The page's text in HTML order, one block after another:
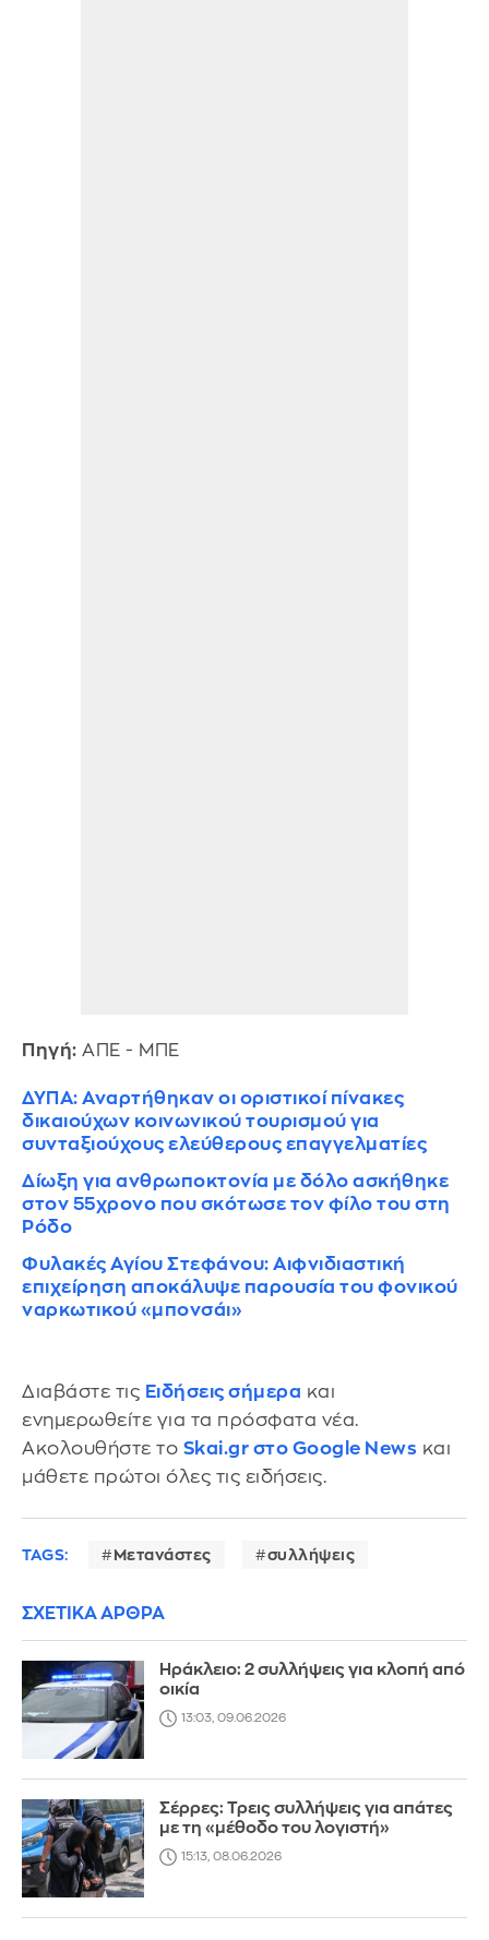
Πηγή: ΑΠΕ - ΜΠΕ
ΔΥΠΑ: Αναρτήθηκαν οι οριστικοί πίνακες
δικαιούχων κοινωνικού τουρισμού για
συνταξιούχους ελεύθερους επαγγελματίες
Δίωξη για ανθρωποκτονία με δόλο ασκήθηκε
στον 55χρονο που σκότωσε τον φίλο του στη
Ρόδο
Φυλακές Αγίου Στεφάνου: Αιφνιδιαστική
επιχείρηση αποκάλυψε παρουσία του φονικού
ναρκωτικού «μπονσάι»
Διαβάστε τις Ειδήσεις σήμερα και
ενημερωθείτε για τα πρόσφατα νέα.
Ακολουθήστε το Skai.gr στο Google News και
μάθετε πρώτοι όλες τις ειδήσεις.
TAGS: Μετανάστες συλλήψεις
ΣΧΕΤΙΚΑ ΑΡΘΡΑ
Ηράκλειο: 2 συλλήψεις για κλοπή από
οικία
13:03, 09.06.2026
Σέρρες: Τρεις συλλήψεις για απάτες
με τη «μέθοδο του λογιστή»
15:13, 08.06.2026